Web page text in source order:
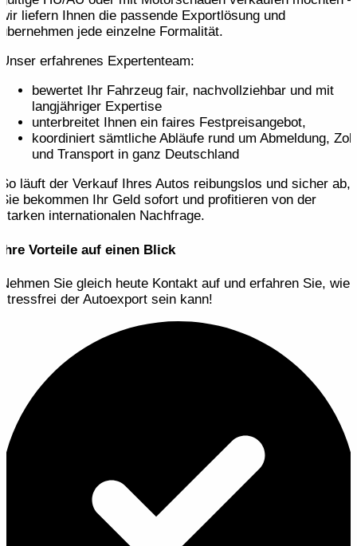
wir liefern Ihnen die passende Export­lösung und
übernehmen jede einzelne Formalität.
Unser erfahrenes Expertenteam:
bewertet Ihr Fahrzeug fair, nachvollziehbar und mit
langjähriger Expertise
unterbreitet Ihnen ein faires Festpreis­angebot,
koordiniert sämtliche Abläufe rund um Abmeldung, Zoll
und Transport in ganz Deutschland
So läuft der Verkauf Ihres Autos reibungslos und sicher ab,
Sie bekommen Ihr Geld sofort und profitieren von der
starken internationalen Nachfrage.
Ihre Vorteile auf einen Blick
Nehmen Sie gleich heute Kontakt auf und erfahren Sie, wie
stressfrei der Autoexport sein kann!